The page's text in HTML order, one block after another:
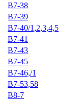
В7-38
В7-39
В7-40/1,2,3,4,5
В7-41
В7-43
В7-45
В7-46,/1
В7-53,58
В8-7